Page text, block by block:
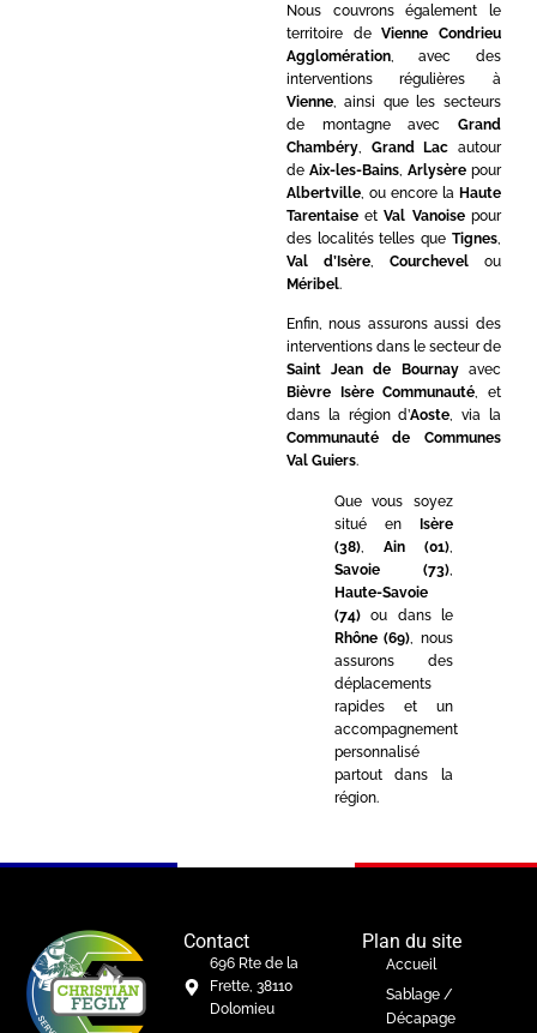
Nous couvrons également le
territoire deVienne Condrieu
Agglomération, avec des
interventions régulières à
Vienne, ainsi que les secteurs
de montagne avec Grand
Chambéry, Grand Lac autour
de Aix-les-Bains, Arlysèrepour
Albertville, ou encore la Haute
TarentaiseetVal Vanoisepour
des localités telles que Tignes,
Val d’Isère, Courchevelou
Méribel.
Enfin, nous assurons aussi des
interventions dans le secteur de
Saint Jean de Bournayavec
Bièvre Isère Communauté, et
dans la région d’Aoste, via la
Communauté de Communes
Val Guiers.
Que vous soyez
situé en Isère
(38), Ain (01)
Savoie (73)
Haute-Savoie
(74)ou dans le
Rhône (69) , nous
assurons des
déplacements
rapides et un
accompagnement
personnalisé
partout dans la
région.
Contact
696 Rte de la
Frette, 38110
Dolomieu
Plan du site
Accueil
Sablage /
Décapage